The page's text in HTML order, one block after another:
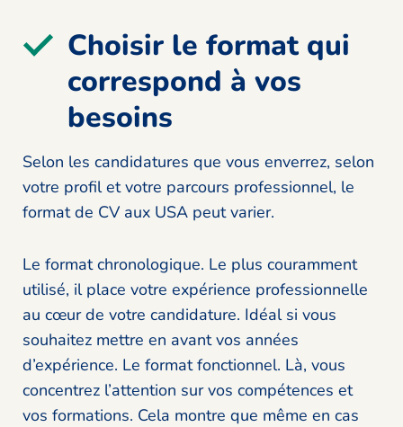
Choisir le format qui
correspond à vos
besoins
Selon les candidatures que vous enverrez, selon
votre profil et votre parcours professionnel, le
format de CV aux USA peut varier.
Le format chronologique. Le plus couramment
utilisé, il place votre expérience professionnelle
au cœur de votre candidature. Idéal si vous
souhaitez mettre en avant vos années
d’expérience. Le format fonctionnel. Là, vous
concentrez l’attention sur vos compétences et
vos formations. Cela montre que même en cas